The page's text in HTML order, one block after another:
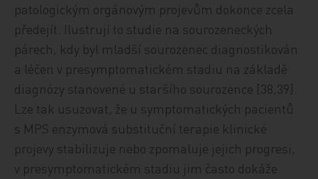
patologickým orgánovým projevům dokonce zcela
předejít. Ilustrují to studie na sourozeneckých
párech, kdy byl mladší sourozenec diagnostikován
a léčen v presymptomatickém stadiu na základě
diagnózy stanovené u staršího sourozence [38,39].
Lze tak usuzovat, že u symptomatických pacientů
s MPS enzymová substituční terapie klinické
projevy stabilizuje nebo zpomaluje jejich progresi,
v presymptomatickém stadiu jim často dokáže